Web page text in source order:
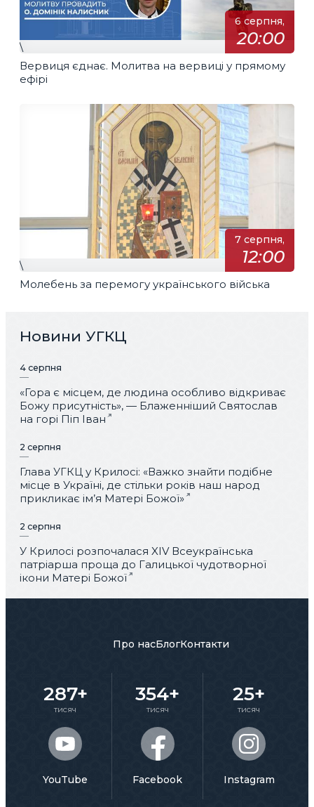
6 серпня,
20:00
\
Вервиця єднає. Молитва на вервиці у прямому
ефірі
7 серпня,
12:00
\
Молебень за перемогу українського війська
Новини УГКЦ
4 серпня
«Гора є місцем, де людина особливо відкриває
Божу присутність», — Блаженніший Святослав
на горі Піп Іван
2 серпня
Глава УГКЦ у Крилосі: «Важко знайти подібне
місце в Україні, де стільки років наш народ
прикликає ім’я Матері Божої»
2 серпня
У Крилосі розпочалася XIV Всеукраїнська
патріарша проща до Галицької чудотворної
ікони Матері Божої
Про насБлогКонтакти
287+
тисяч
YouTube
354+
тисяч
Facebook
25+
тисяч
Instagram